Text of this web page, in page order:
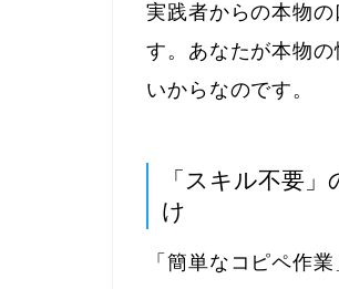
実践者からの本物
す。あなたが本物
いからなのです。
「スキル不要
け
「簡単なコピペ作